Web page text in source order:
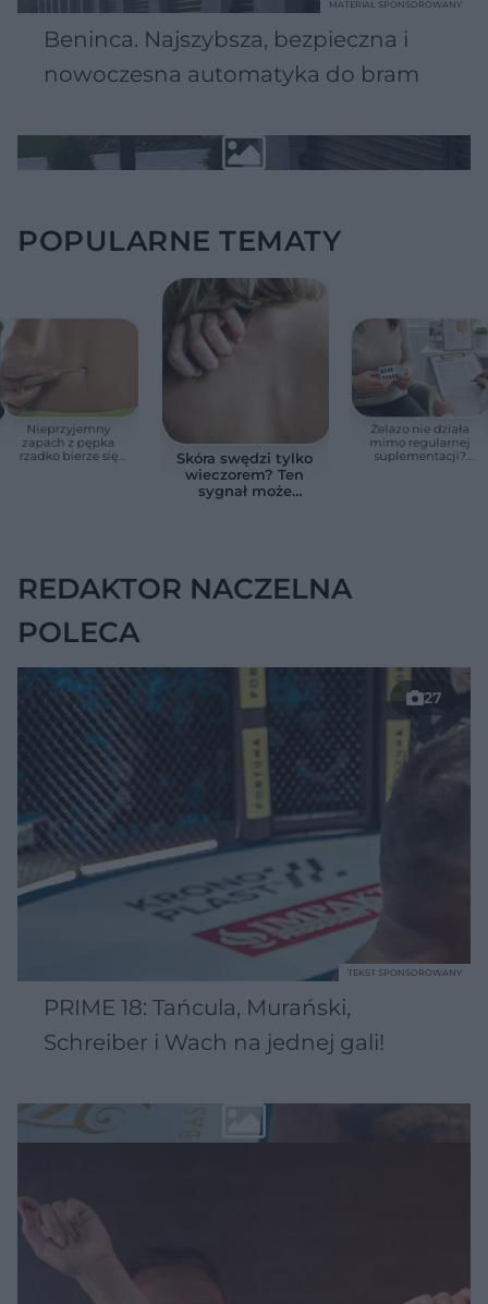
Beninca. Najszybsza, bezpieczna i
nowoczesna automatyka do bram
MATERIAŁ SPONSOROWANY
POPULARNE TEMATY
Nieprzyjemny
zapach z pępka
rzadko bierze się
Skóra swędzi tylko
wieczorem? Ten
sygnał może
Żelazo nie działa
mimo regularnej
suplementacji?
REDAKTOR NACZELNA
POLECA
27
PRIME 18: Tańcula, Murański,
Schreiber i Wach na jednej gali!
TEKST SPONSOROWANY